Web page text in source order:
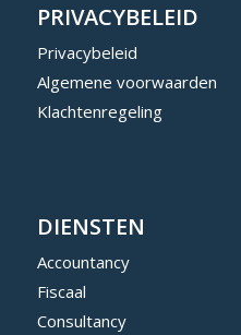
PRIVACYBELEID
Privacybeleid
Algemene voorwaarden
Klachtenregeling
DIENSTEN
Accountancy
Fiscaal
Consultancy